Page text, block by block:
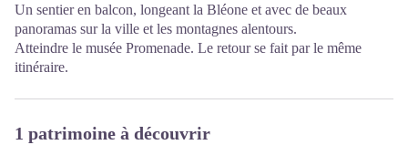
Un sentier en balcon, longeant la Bléone et avec de beaux
panoramas sur la ville et les montagnes alentours.
Atteindre le musée Promenade. Le retour se fait par le même
itinéraire.
1 patrimoine à découvrir